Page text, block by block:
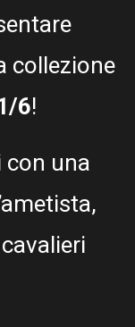
collezione
6!
con una